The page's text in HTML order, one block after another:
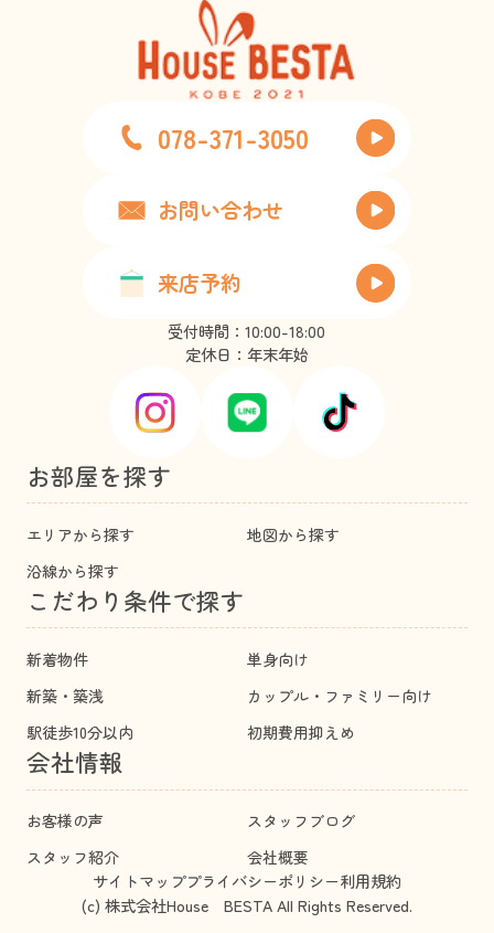
078-371-3050
お問い合わせ
来店予約
受付時間：10:00-18:00
定休日：年末年始
お部屋を探す
エリアから探す
地図から探す
沿線から探す
こだわり条件で探す
新着物件
単身向け
新築・築浅
カップル・ファミリー向け
駅徒歩10分以内
初期費用抑えめ
会社情報
お客様の声
スタッフブログ
スタッフ紹介
会社概要
サイトマッププライバシーポリシー利用規約
(c) 株式会社House BESTA All Rights Reserved.